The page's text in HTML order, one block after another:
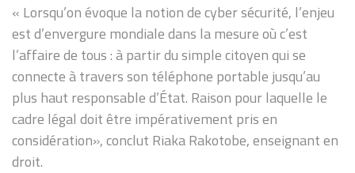
« Lorsqu’on évoque la notion de cyber sécurité, l’enjeu
est d’envergure mondiale dans la mesure où c’est
l’affaire de tous : à partir du simple citoyen qui se
connecte à travers son téléphone portable jusqu’au
plus haut responsable d’État. Raison pour laquelle le
cadre légal doit être impérativement pris en
considération», conclut Riaka Rakotobe, enseignant en
droit.